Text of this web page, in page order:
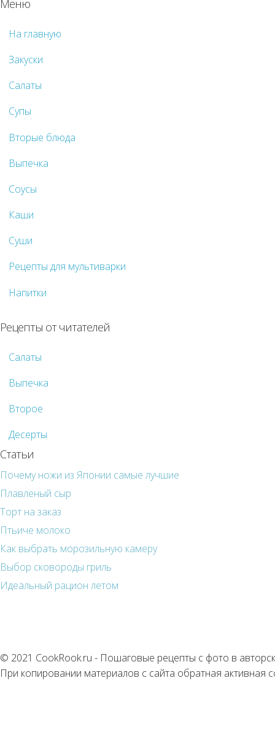
Меню
На главную
Закуски
Салаты
Супы
Вторые блюда
Выпечка
Соусы
Каши
Суши
Рецепты для мультиварки
Напитки
Рецепты от читателей
Салаты
Выпечка
Второе
Десерты
Статьи
Почему ножи из Японии самые лучшие
Плавленый сыр
Торт на заказ
Птьиче молоко
Как выбрать морозильную камеру
Выбор сковороды гриль
Идеальный рацион летом
© 2021 CookRook.ru - Пошаговые рецепты с фото в
При копировании материалов с сайта обратная активная